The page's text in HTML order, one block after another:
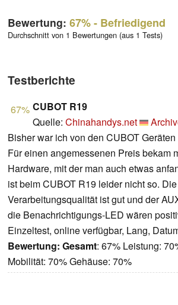
Bewertung: 67%- Befriedigend
Durchschnitt von 1 Bewertungen (aus 1 Tests)
Testberichte
67% CUBOT R19
Quelle: Chinahandys.net
Bisher war ich von den CUBOT
Für einen angemessenen Preis bekam
Hardware, mit der man auch etwas
ist beim CUBOT R19 leider nicht so. Die
Verarbeitungsqualität ist gut und der
die Benachrichtigungs-LED wären
Einzeltest, online verfügbar, Lang,
Bewertung: Gesamt: 67% Leistung:
Mobilität: 70% Gehäuse: 70%